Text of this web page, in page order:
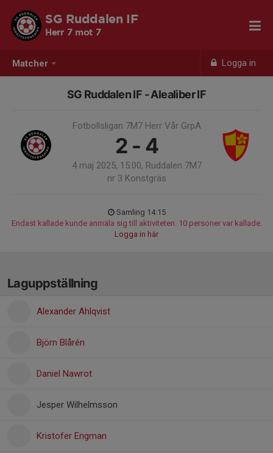
Matcher Logga in
SG Ruddalen IF
Herr 7 mot 7
SG Ruddalen IF - Alealiber IF
Fotbollsligan 7M7 Herr Vår GrpA
2 - 4
4 maj 2025, 15:00, Ruddalen 7M7
nr 3 Konstgräs
Samling 14:15
Endast kallade kunde anmäla sig till aktiviteten. 10 personer var kallade.
Logga in här
Laguppställning
Alexander Ahlqvist
Björn Blårén
Daniel Nawrot
Jesper Wilhelmsson
Kristofer Engman